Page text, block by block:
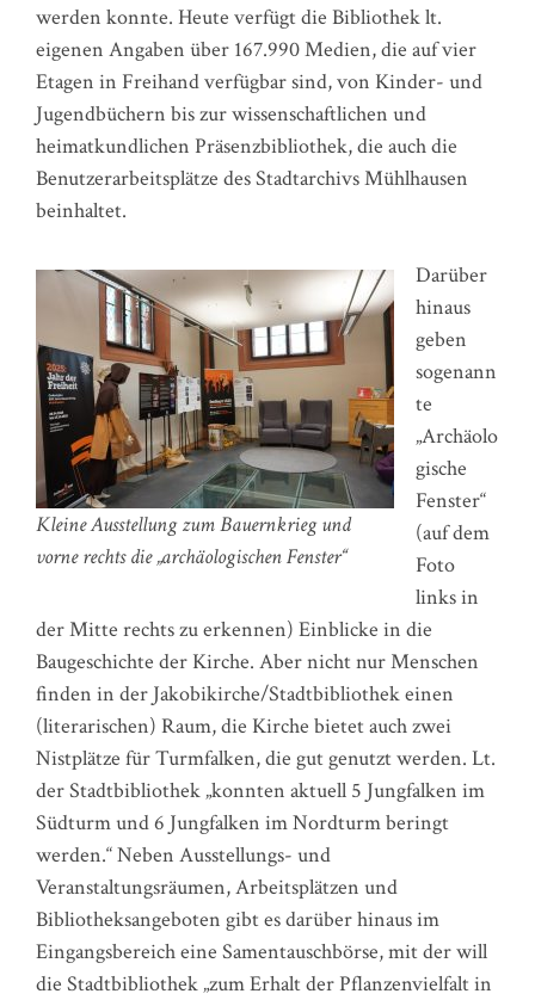
werden konnte. Heute verfügt die Bibliothek lt.
eigenen Angaben über 167.990 Medien, die auf vier
Etagen in Freihand verfügbar sind, von Kinder- und
Jugendbüchern bis zur wissenschaftlichen und
heimatkundlichen Präsenzbibliothek, die auch die
Benutzerarbeitsplätze des Stadtarchivs Mühlhausen
beinhaltet.
Kleine Ausstellung zum Bauernkrieg und
vorne rechts die „archäologischen Fenster“
Darüber
hinaus
geben
sogenann
te
„Archäolo
gische
Fenster“
(auf dem
Foto
links in
der Mitte rechts zu erkennen) Einblicke in die
Baugeschichte der Kirche. Aber nicht nur Menschen
finden in der Jakobikirche/Stadtbibliothek einen
(literarischen) Raum, die Kirche bietet auch zwei
Nistplätze für Turmfalken, die gut genutzt werden. Lt.
der Stadtbibliothek „konnten aktuell 5 Jungfalken im
Südturm und 6 Jungfalken im Nordturm beringt
werden.“ Neben Ausstellungs- und
Veranstaltungsräumen, Arbeitsplätzen und
Bibliotheksangeboten gibt es darüber hinaus im
Eingangsbereich eine Samentauschbörse, mit der will
die Stadtbibliothek „zum Erhalt der Pflanzenvielfalt in